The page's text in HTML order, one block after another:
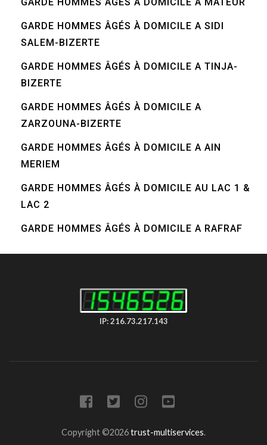
GARDE HOMMES ÂGÉS À DOMICILE A SIDI
SALEM-BIZERTE
GARDE HOMMES ÂGÉS À DOMICILE A TINJA-
BIZERTE
GARDE HOMMES ÂGÉS À DOMICILE A
ZARZOUNA-BIZERTE
GARDE HOMMES ÂGÉS À DOMICILE A AIN
MERIEM
GARDE HOMMES ÂGÉS À DOMICILE AU LAC 1 &
LAC 2
GARDE HOMMES ÂGÉS À DOMICILE A RAFRAF
IP: 216.73.217.143
Copyright ©2026trust-multiservices.